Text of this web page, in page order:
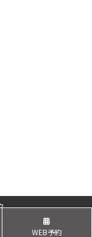
WEB予約